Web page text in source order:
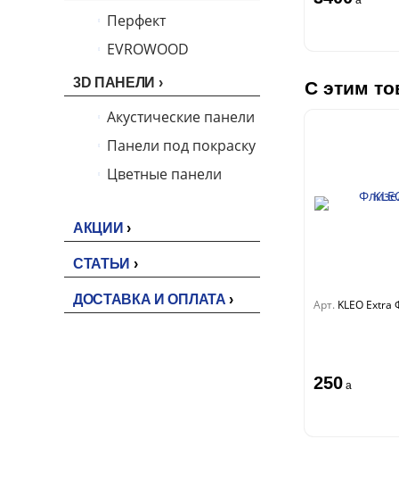
Перфект
EVROWOOD
3D ПАНЕЛИ
Акустические панели
Панели под покраску
Цветные панели
АКЦИИ
СТАТЬИ
ДОСТАВКА И ОПЛАТА
С этим
Арт. KLEO
250 a